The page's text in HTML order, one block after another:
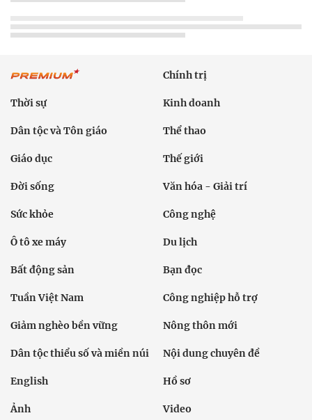
Chính trị
Thời sự Kinh doanh
Dân tộc và Tôn giáo Thể thao
Giáo dục Thế giới
Đời sống Văn hóa - Giải trí
Sức khỏe Công nghệ
Ô tô xe máy Du lịch
Bất động sản Bạn đọc
Tuần Việt Nam Công nghiệp hỗ trợ
Giảm nghèo bền vững Nông thôn mới
Dân tộc thiểu số và miền núi Nội dung chuyên đề
English Hồ sơ
Ảnh Video